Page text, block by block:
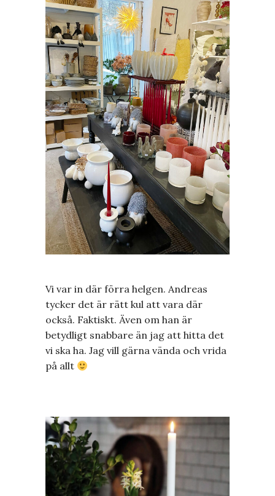
Vi var in där förra helgen. Andreas
tycker det är rätt kul att vara där
också. Faktiskt. Även om han är
betydligt snabbare än jag att hitta det
vi ska ha. Jag vill gärna vända och vrida
på allt